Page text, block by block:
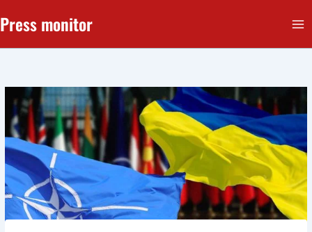
до
Press monitor